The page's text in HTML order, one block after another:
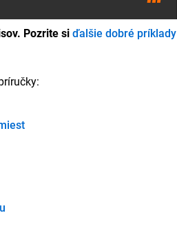
Pozrite siďalšie dobré príklady